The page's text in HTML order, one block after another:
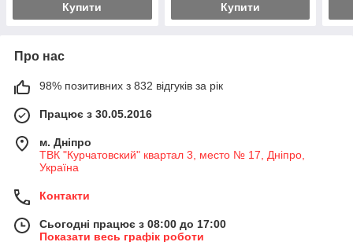
Купити Купити
Про нас
98% позитивних з 832 відгуків за рік
Працює з 30.05.2016
м. Дніпро
ТВК "Курчатовский" квартал 3, место № 17, Дніпро,
Україна
Контакти
Сьогодні працює з 08:00 до 17:00
Показати весь графік роботи